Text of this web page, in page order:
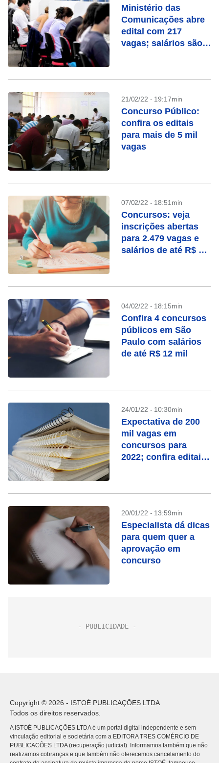
Ministério das
Comunicações abre
edital com 217
vagas; salários são
21/02/22 - 19:17min
Concurso Público:
confira os editais
para mais de 5 mil
vagas
07/02/22 - 18:51min
Concursos: veja
inscrições abertas
para 2.479 vagas e
salários de até R$ 30
04/02/22 - 18:15min
Confira 4 concursos
públicos em São
Paulo com salários
de até R$ 12 mil
24/01/22 - 10:30min
Expectativa de 200
mil vagas em
concursos para
2022; confira editais
20/01/22 - 13:59min
Especialista dá dicas
para quem quer a
aprovação em
concurso
Copyright © 2026 - ISTOÉ PUBLICAÇÕES LTDA
Todos os direitos reservados.
A ISTOÉ PUBLICAÇÕES LTDA é um portal digital independente e sem
vinculação editorial e societária com a EDITORA TRES COMÉRCIO DE
PUBLICACÕES LTDA (recuperação judicial). Informamos também que não
realizamos cobranças e que também não oferecemos cancelamento do